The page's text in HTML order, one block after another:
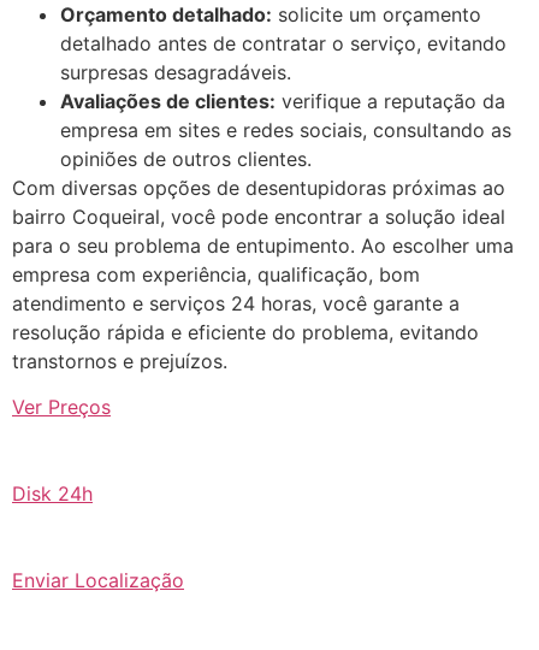
Orçamento detalhado: solicite um orçamento
detalhado antes de contratar o serviço, evitando
surpresas desagradáveis.
Avaliações de clientes: verifique a reputação da
empresa em sites e redes sociais, consultando as
opiniões de outros clientes.
Com diversas opções de desentupidoras próximas ao
bairro Coqueiral, você pode encontrar a solução ideal
para o seu problema de entupimento. Ao escolher uma
empresa com experiência, qualificação, bom
atendimento e serviços 24 horas, você garante a
resolução rápida e eficiente do problema, evitando
transtornos e prejuízos.
Ver Preços
Disk 24h
Enviar Localização